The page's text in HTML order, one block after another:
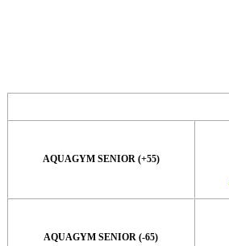
AQUAGYM SENIOR (+55)
AQUAGYM SENIOR (-65)